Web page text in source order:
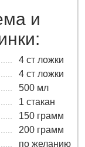
и
4 ст ложки
4 ст ложки
500 мл
1 стакан
150 грамм
200 грамм
по желанию